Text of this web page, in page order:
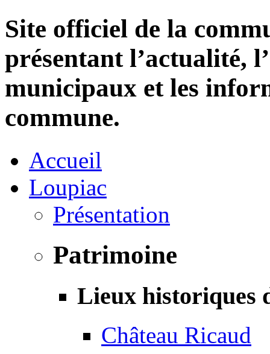
Site officiel de la
présentant l’actualité,
municipaux et les
commune.
Accueil
Loupiac
Présentation
Patrimoine
Lieux historiques
Château Ricaud